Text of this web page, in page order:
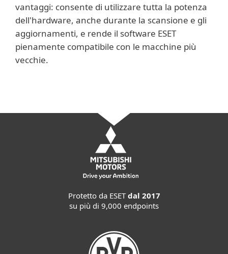
vantaggi: consente di utilizzare tutta la potenza
dell'hardware, anche durante la scansione e gli
aggiornamenti, e rende il software ESET
pienamente compatibile con le macchine più
vecchie.
Protetto da ESETdal 2017
su più di 9,000 endpoints